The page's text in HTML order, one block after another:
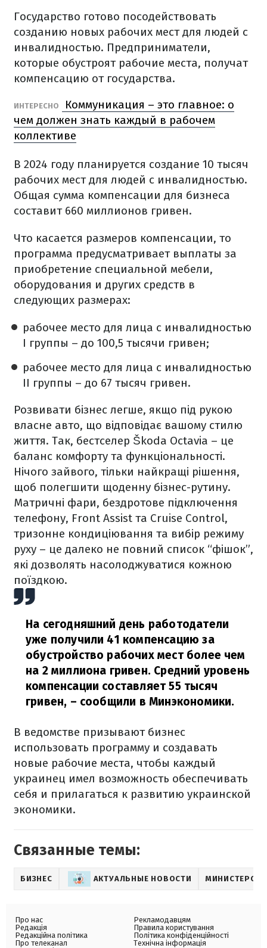
Государство готово посодействовать
созданию новых рабочих мест для людей с
инвалидностью. Предприниматели,
которые обустроят рабочие места, получат
компенсацию от государства.
ИНТЕРЕСНО
Коммуникация – это главное: о
чем должен знать каждый в рабочем
коллективе
В 2024 году планируется создание 10 тысяч
рабочих мест для людей с инвалидностью.
Общая сумма компенсации для бизнеса
составит 660 миллионов гривен.
Что касается размеров компенсации, то
программа предусматривает выплаты за
приобретение специальной мебели,
оборудования и других средств в
следующих размерах:
рабочее место для лица с инвалидностью
I группы – до 100,5 тысячи гривен;
рабочее место для лица с инвалидностью
ІІ группы – до 67 тысяч гривен.
Розвивати бізнес легше, якщо під рукою
власне авто, що відповідає вашому стилю
життя. Так, бестселер Škoda Octavia – це
баланс комфорту та функціональності.
Нічого зайвого, тільки найкращі рішення,
щоб полегшити щоденну бізнес-рутину.
Матричні фари, бездротове підключення
телефону, Front Assist та Cruise Control,
тризонне кондиціювання та вибір режиму
руху – це далеко не повний список “фішок”,
які дозволять насолоджуватися кожною
поїздкою.
На сегодняшний день работодатели
уже получили 41 компенсацию за
обустройство рабочих мест более чем
на 2 миллиона гривен. Средний уровень
компенсации составляет 55 тысяч
гривен, – сообщили в Минэкономики.
В ведомстве призывают бизнес
использовать программу и создавать
новые рабочие места, чтобы каждый
украинец имел возможность обеспечивать
себя и прилагаться к развитию украинской
экономики.
Связанные темы:
БИЗНЕС АКТУАЛЬНЫЕ НОВОСТИ
Про нас
Редакція
Редакційна політика
Про телеканал
Рекламодавцям
Правила користування
Політика конфіденційності
Технічна інформація